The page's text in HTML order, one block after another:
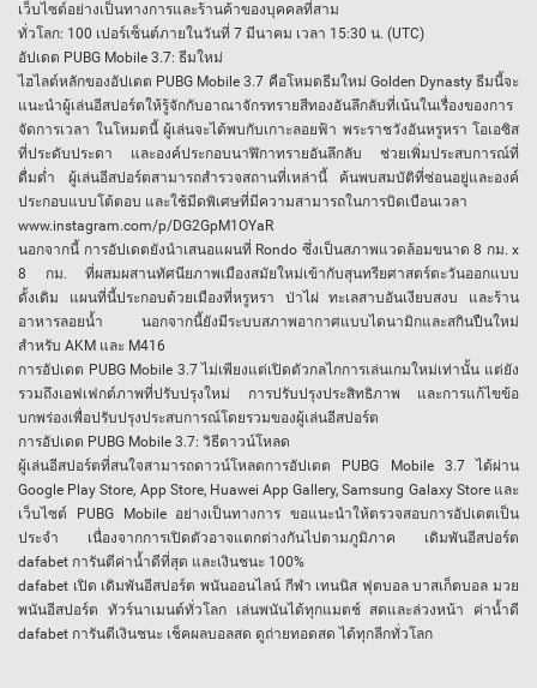
เว็บไซต์อย่างเป็นทางการและร้านค้าของบุคคลที่สาม
ทั่วโลก: 100 เปอร์เซ็นต์ภายในวันที่ 7 มีนาคม เวลา 15:30 น. (UTC)
อัปเดต PUBG Mobile 3.7: ธีมใหม่
ไฮไลต์หลักของอัปเดต PUBG Mobile 3.7 คือโหมดธีมใหม่ Golden Dynasty ธีมนี้จะ
แนะนำผู้เล่นอีสปอร์ตให้รู้จักกับอาณาจักรทรายสีทองอันลึกลับที่เน้นในเรื่องของการ
จัดการเวลา ในโหมดนี้ ผู้เล่นจะได้พบกับเกาะลอยฟ้า พระราชวังอันหรูหรา โอเอซิส
ที่ประดับประดา และองค์ประกอบนาฬิกาทรายอันลึกลับ ช่วยเพิ่มประสบการณ์ที่
ดื่มด่ำ ผู้เล่นอีสปอร์ตสามารถสำรวจสถานที่เหล่านี้ ค้นพบสมบัติที่ซ่อนอยู่และองค์
ประกอบแบบโต้ตอบ และใช้มีดพิเศษที่มีความสามารถในการบิดเบือนเวลา
www.instagram.com/p/DG2GpM1OYaR
นอกจากนี้ การอัปเดตยังนำเสนอแผนที่ Rondo ซึ่งเป็นสภาพแวดล้อมขนาด 8 กม. x
8 กม. ที่ผสมผสานทัศนียภาพเมืองสมัยใหม่เข้ากับสุนทรียศาสตร์ตะวันออกแบบ
ดั้งเดิม แผนที่นี้ประกอบด้วยเมืองที่หรูหรา ป่าไผ่ ทะเลสาบอันเงียบสงบ และร้าน
อาหารลอยน้ำ นอกจากนี้ยังมีระบบสภาพอากาศแบบไดนามิกและสกินปืนใหม่
สำหรับ AKM และ M416
การอัปเดต PUBG Mobile 3.7 ไม่เพียงแต่เปิดตัวกลไกการเล่นเกมใหม่เท่านั้น แต่ยัง
รวมถึงเอฟเฟกต์ภาพที่ปรับปรุงใหม่ การปรับปรุงประสิทธิภาพ และการแก้ไขข้อ
บกพร่องเพื่อปรับปรุงประสบการณ์โดยรวมของผู้เล่นอีสปอร์ต
การอัปเดต PUBG Mobile 3.7: วิธีดาวน์โหลด
ผู้เล่นอีสปอร์ตที่สนใจสามารถดาวน์โหลดการอัปเดต PUBG Mobile 3.7 ได้ผ่าน
Google Play Store, App Store, Huawei App Gallery, Samsung Galaxy Store และ
เว็บไซต์ PUBG Mobile อย่างเป็นทางการ ขอแนะนำให้ตรวจสอบการอัปเดตเป็น
ประจำ เนื่องจากการเปิดตัวอาจแตกต่างกันไปตามภูมิภาค เดิมพันอีสปอร์ต
dafabet การันตีค่าน้ำดีที่สุด และเงินชนะ 100%
dafabet เปิด เดิมพันอีสปอร์ต พนันออนไลน์ กีฬา เทนนิส ฟุตบอล บาสเก็ตบอล มวย
พนันอีสปอร์ต ทัวร์นาเมนต์ทั่วโลก เล่นพนันได้ทุกแมตช์ สดและล่วงหน้า ค่าน้ำดี
dafabet การันตีเงินชนะ เช็คผลบอลสด ดูถ่ายทอดสด ได้ทุกลีกทั่วโลก